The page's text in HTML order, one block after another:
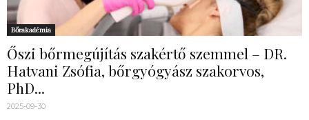
Bőrakadémia
Őszi bőrmegújítás szakértő szemmel – DR.
Hatvani Zsófia, bőrgyógyász szakorvos,
PhD...
2025-09-30